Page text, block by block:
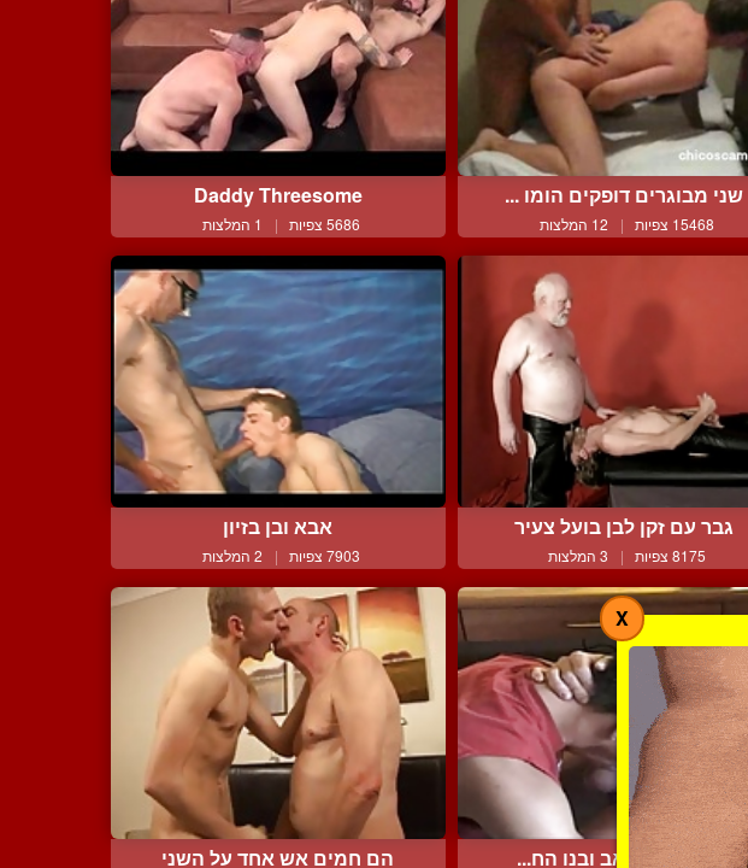
שני מבוגרים דופקים הומו ...
15468 צפיות | 12 המלצות
Daddy Threesome
5686 צפיות | 1 המלצות
גבר עם זקן לבן בועל צעיר
8175 צפיות | 3 המלצות
אבא ובן בזיון
7903 צפיות | 2 המלצות
זיון לוהט בין אב ובנו הח... הם חמים אש אחד על השני
X